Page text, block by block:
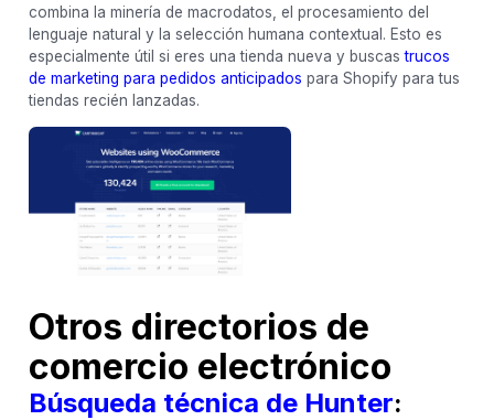
combina la minería de macrodatos, el procesamiento del
lenguaje natural y la selección humana contextual. Esto es
especialmente útil si eres una tienda nueva y buscastrucos
de marketing para pedidos anticipados para Shopify para tus
tiendas recién lanzadas.
Otros directorios de
comercio electrónico
Búsqueda técnica de Hunter: